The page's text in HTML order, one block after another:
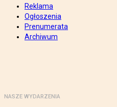
Reklama
Ogłoszenia
Prenumerata
Archiwum
NASZE WYDARZENIA